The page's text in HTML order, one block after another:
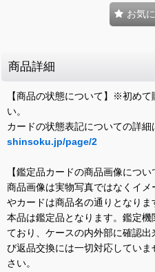
お気
商品詳細
【商品の状態について】※初め
い。
カードの状態表記についての詳細
shinsoku.jp/page/2
【鑑定品カードの商品画像につい
商品画像は実物写真ではなくイ
やカードは商品名の通りとなりま
本品は鑑定品となります。鑑定
ており、ケースの内外部に確認
び返品交換には一切対応してい
さい。